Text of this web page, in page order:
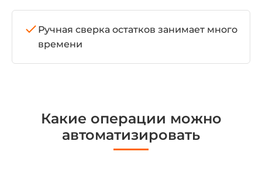
Ручная сверка остатков занимает много
времени
Какие операции можно
автоматизировать